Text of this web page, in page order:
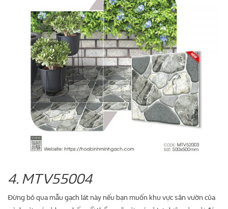
4. MTV55004
Đừng bỏ qua mẫu gạch lát này nếu bạn muốn khu vực sân vườn của